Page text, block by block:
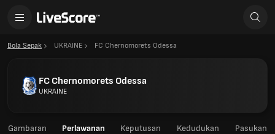
Bola Sepak UKRAINE FC Chernomorets Odessa
FC Chernomorets Odessa
UKRAINE
Gambaran Perlawanan Keputusan Kedudukan Pasukan